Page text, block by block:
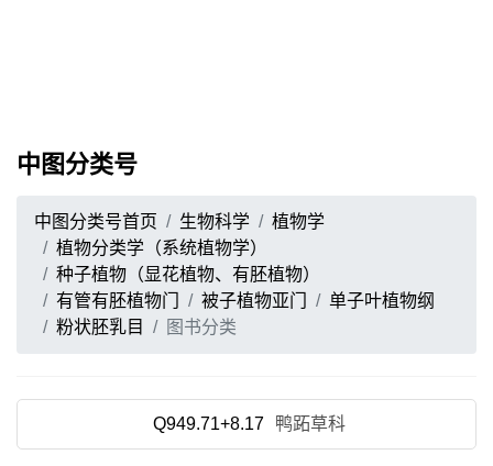
中图分类号
中图分类号首页 生物科学
植物学
植物分类学（系统植物学）
种子植物（显花植物、有胚植物）
有管有胚植物门
被子植物亚门
单子叶植物纲
粉状胚乳目
图书分类
Q949.71+8.17 鸭跖草科